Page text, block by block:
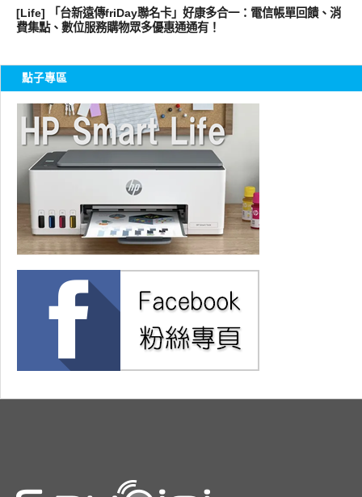
[Life] 「台新遠傳friDay聯名卡」好康多合一：電信帳單回饋、消
費集點、數位服務購物眾多優惠通通有！
點子專區